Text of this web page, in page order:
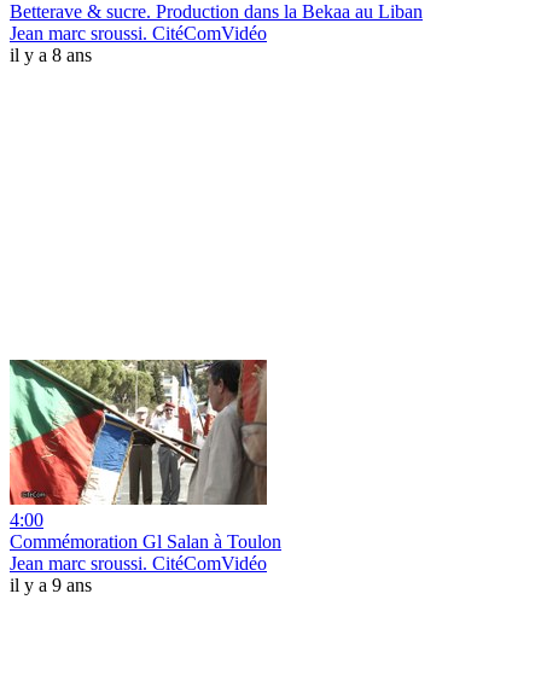
Betterave & sucre. Production dans la Bekaa au Liban
Jean marc sroussi. CitéComVidéo
il y a 8 ans
4:00
Commémoration Gl Salan à Toulon
Jean marc sroussi. CitéComVidéo
il y a 9 ans